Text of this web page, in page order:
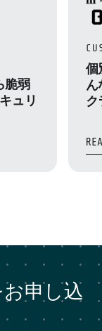
脆弱
ュリ
個
ク
申し込